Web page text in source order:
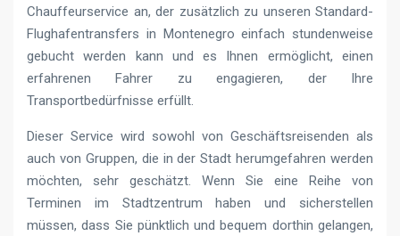
Chauffeurservice an, der zusätzlich zu unseren Standard-
Flughafentransfers in Montenegro einfach stundenweise
gebucht werden kann und es Ihnen ermöglicht, einen
erfahrenen Fahrer zu engagieren, der Ihre
Transportbedürfnisse erfüllt.
Dieser Service wird sowohl von Geschäftsreisenden als
auch von Gruppen, die in der Stadt herumgefahren werden
möchten, sehr geschätzt. Wenn Sie eine Reihe von
Terminen im Stadtzentrum haben und sicherstellen
müssen, dass Sie pünktlich und bequem dorthin gelangen,